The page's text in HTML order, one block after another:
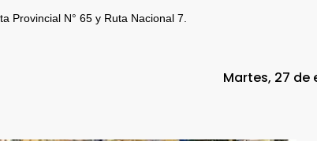
Provincial N° 65 y Ruta Nacional 7.
Martes, 27 de